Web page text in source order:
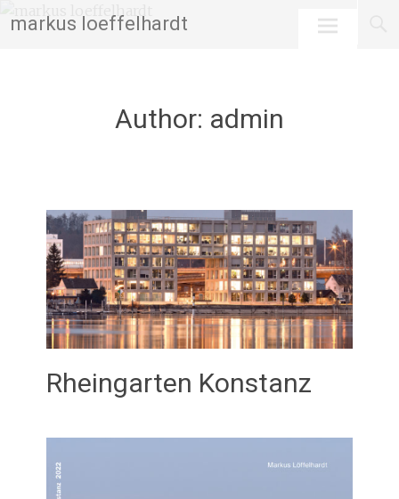
tomarkus loeffelhardt
Author: admin
Rheingarten Konstanz